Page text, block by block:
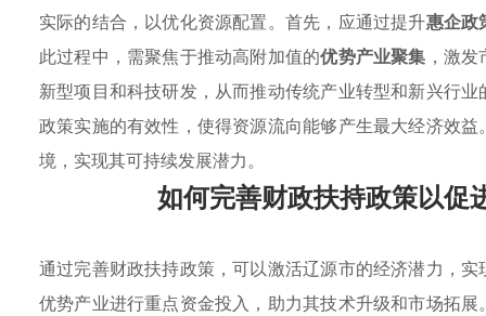
实际的结合，以优化资源配置。首先，应通过提升惠企政
此过程中，需聚焦于推动高附加值的优势产业聚集 ，激
新型项目和科技研发，从而推动传统产业转型和新兴行
政策实施的有效性，使得资源流向能够产生最大经济效
境，实现其可持续发展潜力。
如何完善财政扶持政策以促
通过完善财政扶持政策，可以激活辽源市的经济潜力，
优势产业进行重点资金投入，助力其技术升级和市场拓